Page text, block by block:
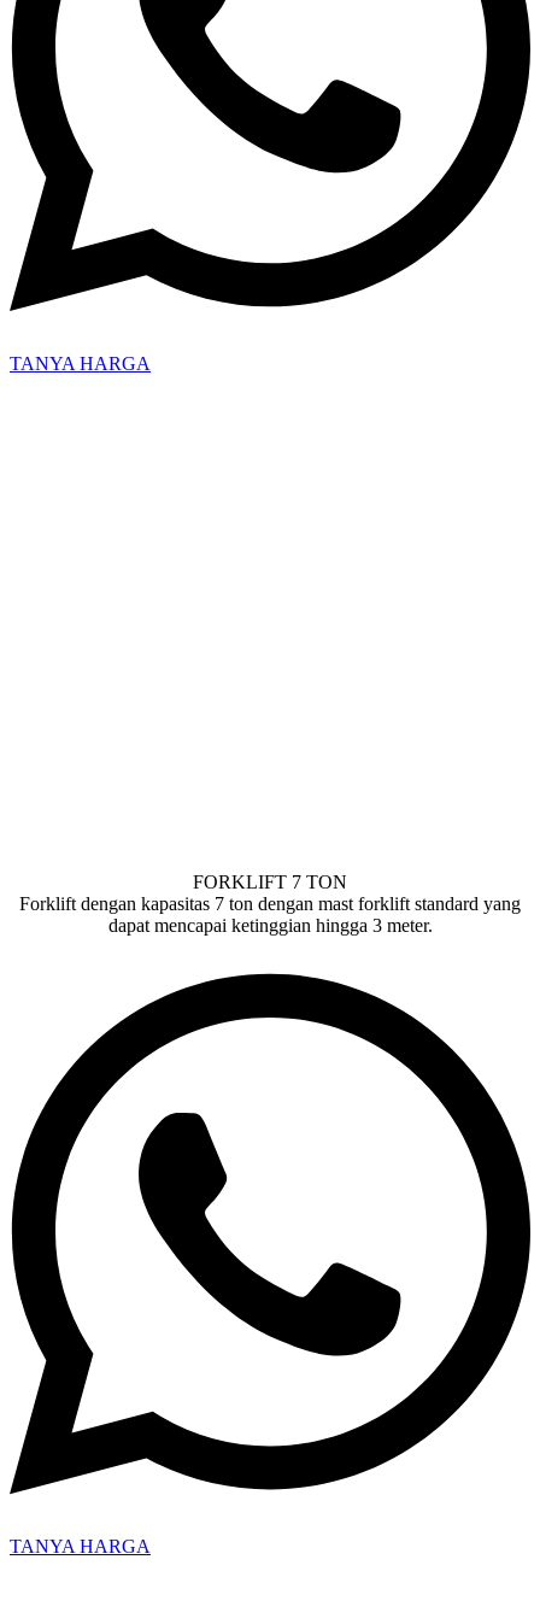
TANYA HARGA
FORKLIFT 7 TON
Forklift dengan kapasitas 7 ton dengan mast forklift standard yang
dapat mencapai ketinggian hingga 3 meter.
TANYA HARGA